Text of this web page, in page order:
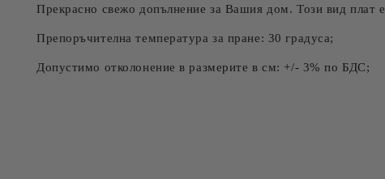
Прекрасно свежо допълнение за Вашия дом. Този вид плат
Препоръчителна температура за пране: 30 градуса;
Допустимо отколонение в размерите в см: +/- 3% по БДС;